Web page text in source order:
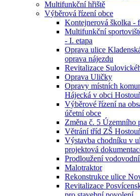
Multifunkční hřiště
Výběrová řízení obce
Kontejnerová školka -
Multifunkční
- I. etapa
Oprava ulice
oprava nájezdu
Revitalizace
Oprava Uličky
Opravy místních
Hájecká v obci
Výběrové řízení na
účetní obce
Změna č. 5 Územního
Větrání tříd ZŠ
Výstavba chodníku v
projektová
Prodloužení
Malotraktor
Rekonstrukce ulice
Revitalizace